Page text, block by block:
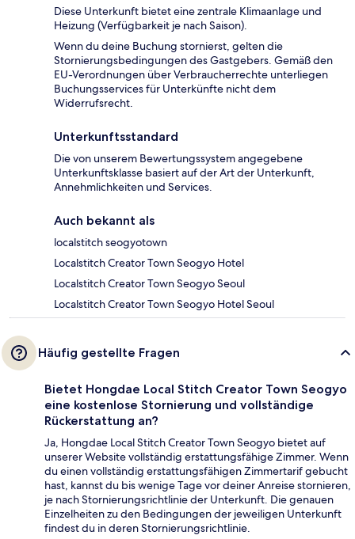
Diese Unterkunft bietet eine zentrale Klimaanlage und
Heizung (Verfügbarkeit je nach Saison).
Wenn du deine Buchung stornierst, gelten die
Stornierungsbedingungen des Gastgebers. Gemäß den
EU-Verordnungen über Verbraucherrechte unterliegen
Buchungsservices für Unterkünfte nicht dem
Widerrufsrecht.
Unterkunftsstandard
Die von unserem Bewertungssystem angegebene
Unterkunftsklasse basiert auf der Art der Unterkunft,
Annehmlichkeiten und Services.
Auch bekannt als
localstitch seogyotown
Localstitch Creator Town Seogyo Hotel
Localstitch Creator Town Seogyo Seoul
Localstitch Creator Town Seogyo Hotel Seoul
Häufig gestellte Fragen
Bietet Hongdae Local Stitch Creator Town Seogyo
eine kostenlose Stornierung und vollständige
Rückerstattung an?
Ja, Hongdae Local Stitch Creator Town Seogyo bietet auf
unserer Website vollständig erstattungsfähige Zimmer. Wenn
du einen vollständig erstattungsfähigen Zimmertarif gebucht
hast, kannst du bis wenige Tage vor deiner Anreise stornieren,
je nach Stornierungsrichtlinie der Unterkunft. Die genauen
Einzelheiten zu den Bedingungen der jeweiligen Unterkunft
findest du in deren Stornierungsrichtlinie.